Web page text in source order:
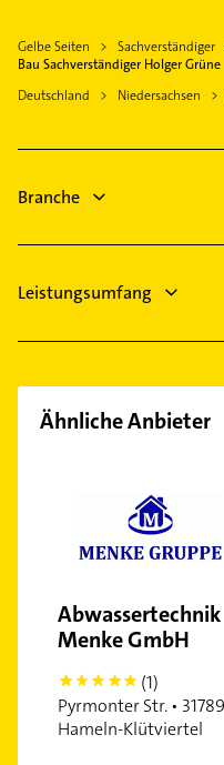
Hameln
Holzminden
Rinteln
Kalletal
Lüftungsanlagen
Rechtsanwalt
Zahnarzt
Hausarzt
Gelbe Seiten Sachverständiger
Bau Sachverständiger Holger Grüne
Deutschland
Niedersachsen
Branche
Leistungsumfang
Ähnliche Anbieter
Abwassertechnik
Menke GmbH
5
(1)
Pyrmonter Str. • 31789
Hameln-Klütviertel